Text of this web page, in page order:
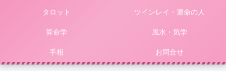
タロット ツインレイ・運命の人
算命学 風水・気学
手相 お問合せ